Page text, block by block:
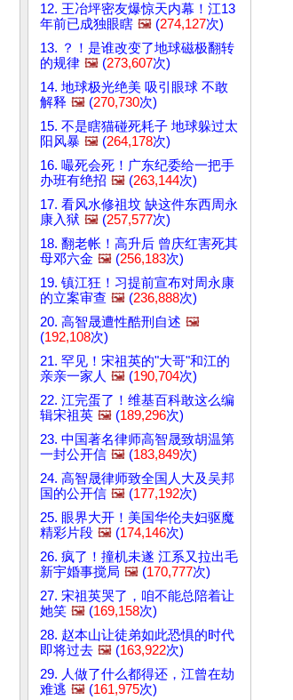
12. 王冶坪密友爆惊天内幕！江13
年前已成独眼瞎 🖼️ (274,127次)
13. ？！是谁改变了地球磁极翻转
的规律 🖼️ (273,607次)
14. 地球极光绝美 吸引眼球 不敢
解释 🖼️ (270,730次)
15. 不是瞎猫碰死耗子 地球躲过太
阳风暴 🖼️ (264,178次)
16. 嘬死会死！广东纪委给一把手
办班有绝招 🖼️ (263,144次)
17. 看风水修祖坟 缺这件东西周永
康入狱 🖼️ (257,577次)
18. 翻老帐！高升后 曾庆红害死其
母邓六金 🖼️ (256,183次)
19. 镇江狂！习提前宣布对周永康
的立案审查 🖼️ (236,888次)
20. 高智晟遭性酷刑自述 🖼️
(192,108次)
21. 罕见！宋祖英的"大哥"和江的
亲亲一家人 🖼️ (190,704次)
22. 江完蛋了！维基百科敢这么编
辑宋祖英 🖼️ (189,296次)
23. 中国著名律师高智晟致胡温第
一封公开信 🖼️ (183,849次)
24. 高智晟律师致全国人大及吴邦
国的公开信 🖼️ (177,192次)
25. 眼界大开！美国华伦夫妇驱魔
精彩片段 🖼️ (174,146次)
26. 疯了！撞机未遂 江系又拉出毛
新宇婚事搅局 🖼️ (170,777次)
27. 宋祖英哭了，咱不能总陪着让
她笑 🖼️ (169,158次)
28. 赵本山让徒弟如此恐惧的时代
即将过去 🖼️ (163,922次)
29. 人做了什么都得还，江曾在劫
难逃 🖼️ (161,975次)